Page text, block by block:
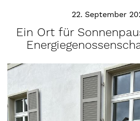
22. September
Ein Ort für